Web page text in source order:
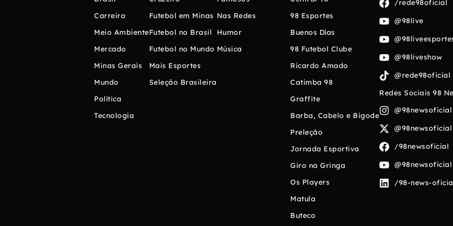
Carreira
Meio Ambiente
Mercado
Minas Gerais
Mundo
Política
Tecnologia
Futebol em Minas
Futebol no Brasil
Futebol no Mundo
Mais Esportes
Seleção Brasileira
Nas Redes
Humor
Música
98 Esportes
Buenos Días
98 Futebol Clube
Ricardo Amado
Catimba 98
Graffite
Barba, Cabelo e Bigode
Preleção
Jornada Esportiva
Giro na Gringa
Os Players
Matula
Buteco
/rede98oficial
@98live
@98liveshow
@rede98oficial
Redes Sociais 98
@98newsoficial
@98newsoficial
/98newsoficial
@98newsoficial
/98-news-